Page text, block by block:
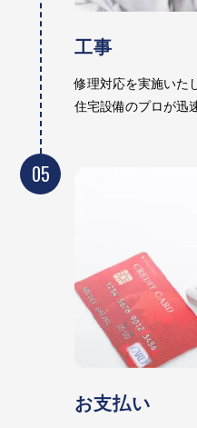
工事
修理対応を実施いた
住宅設備のプロが迅
05
お支払い